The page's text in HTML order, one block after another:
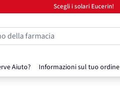
Scegli i solari Eucerin!
Aiuto? Informazioni sul tuo ordine
della farmacia